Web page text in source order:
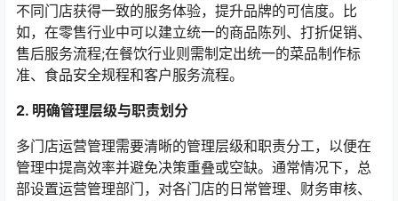
不同门店获得一致的服务体验，提升品牌的可信度。比
如，在零售行业中可以建立统一的商品陈列、打折促销、
售后服务流程;在餐饮行业则需制定出统一的菜品制作标
准、食品安全规程和客户服务流程。
2. 明确管理层级与职责划分
多门店运营管理需要清晰的管理层级和职责分工，以便在
管理中提高效率并避免决策重叠或空缺。通常情况下，总
部设置运营管理部门，对各门店的日常管理、财务审核、